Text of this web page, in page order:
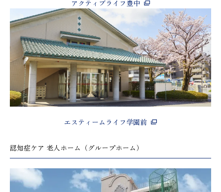
アクティブライフ豊中
エスティームライフ学園前
認知症ケア 老人ホーム（グループホーム）